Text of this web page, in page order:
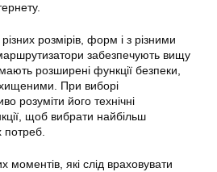
розмірів, форм і з різними
забезпечують вищу
мають розширені функції безпеки,
При виборі
розуміти його технічні
щоб вибрати найбільш
потреб.
які слід враховувати